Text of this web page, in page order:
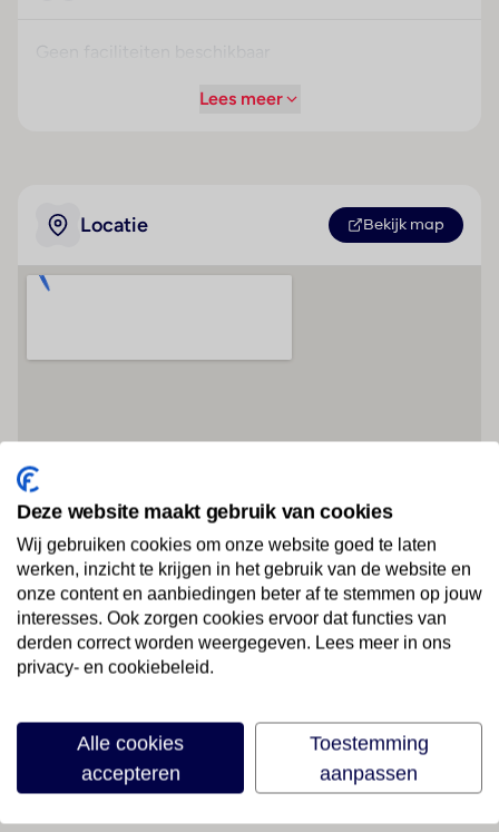
Lees meer
Locatie Bekijk map
Deze website maakt gebruik van cookies
Wij gebruiken cookies om onze website goed te laten
werken, inzicht te krijgen in het gebruik van de website en
onze content en aanbiedingen beter af te stemmen op jouw
interesses. Ook zorgen cookies ervoor dat functies van
derden correct worden weergegeven. Lees meer in ons
privacy- en cookiebeleid.
Alle cookies
accepteren
Toestemming
aanpassen